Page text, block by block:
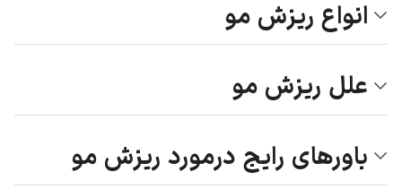
انواع ریزش مو
علل ریزش مو
باورهای رایج درمورد ریزش مو